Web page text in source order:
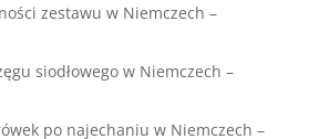
zestawu w Niemczech –
siodłowego w Niemczech –
po najechaniu w Niemczech –